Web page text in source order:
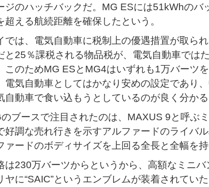
ジのハッチバックだ。MG ESには51kWhのバ
超える航続距離を確保したという。
では、電気自動車に税制上の優遇措置が取ら
と25％課税される物品税が、電気自動車では
このためMG ESとMG4はいずれも1万バーツ
電気自動車としてはかなり安めの設定であり
自動車で食い込もうとしているのが良く分かる
ブースで注目されたのは、MAXUS 9と呼ぶ
好調な売れ行きを示すアルファードのライバ
ァードのボディサイズを上回る全長と全幅を持
は230万バーツからというから、高額なミニ
ヤに“SAIC”というエンブレムが装着されてい